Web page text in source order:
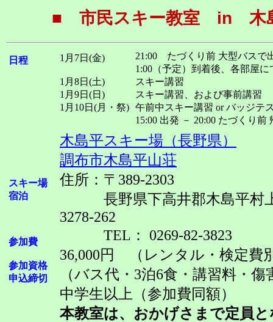
■ 市民スキー教室 in 木
日程 1月7日(金)
1月8日(土)
1月9日(日)
1月10日(月・祭)
21:00 たづくり前 大型バスで
1:00（予定）到着後、各部屋に
スキー講習
スキー講習、および事前講習
午前中スキー講習 or バッジテ
15:00 出発 － 20:00 たづくり前
スキー場
宿泊
参加費
参加資格
申込締切
木島平スキー場（長野県）
調布市木島平山荘
住所：〒389-2303
長野県下高井郡木島平村上
3278-262
TEL： 0269-82-3823
36,000円 （レンタル・検定費
（バス代・3泊6食・講習料・
中学生以上（参加費同額）
本教室は、おかげさまで定員